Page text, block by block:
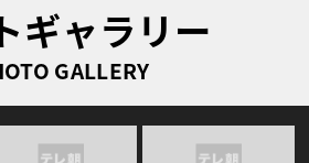
ギャラリー
GALLERY